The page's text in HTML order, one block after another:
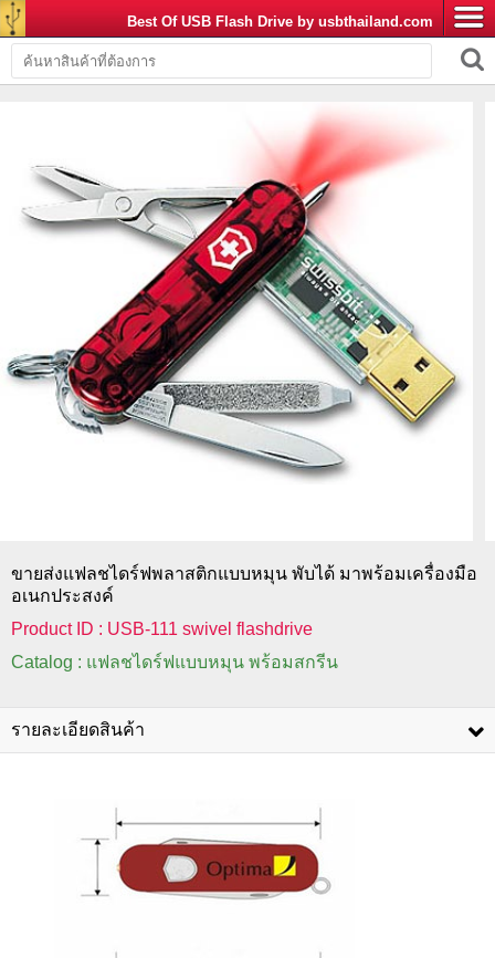
Best Of USB Flash Drive by usbthailand.com
ขายส่งแฟลชไดร์ฟพลาสติกแบบหมุน พับได้ มาพร้อมเครื่องมือ
อเนกประสงค์
Product ID : USB-111 swivel flashdrive
Catalog : แฟลชไดร์ฟแบบหมุน พร้อมสกรีน
รายละเอียดสินค้า